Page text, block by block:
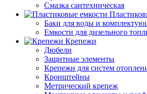
Смазка сантехническая
Баки для воды и
Емкости для дизельного
Крепежи
Дюбели
Защитные элементы
Крепежи для систем
Кронштейны
Метрический крепеж